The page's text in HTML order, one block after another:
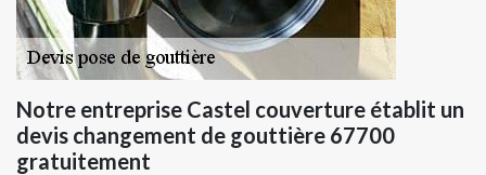
Notre entreprise Castel couverture établit un
devis changement de gouttière 67700
gratuitement